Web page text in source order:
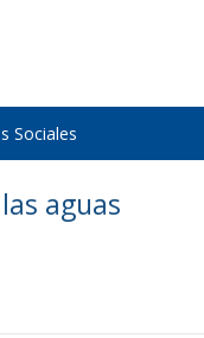
Sociales
aguas